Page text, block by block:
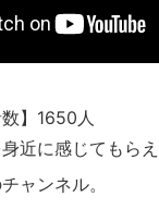
数】1650人
近に感じてもら
ャンネル。